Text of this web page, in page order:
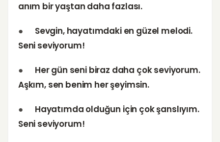
anım bir yaştan daha fazlası.
● Sevgin, hayatımdaki en güzel melodi.
Seni seviyorum!
● Her gün seni biraz daha çok seviyorum.
Aşkım, sen benim her şeyimsin.
● Hayatımda olduğun için çok şanslıyım.
Seni seviyorum!